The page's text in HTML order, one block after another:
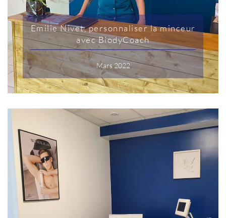
Emilie Nivet, personnaliser la minceur
avec BiodyCoach
Mars 2022